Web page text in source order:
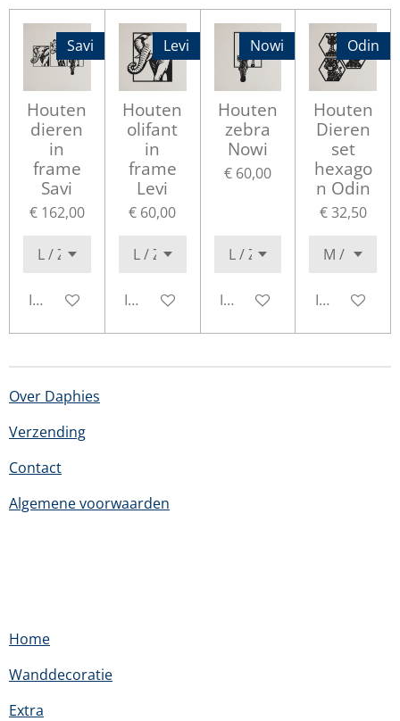
Savi
Houten
dieren
in
frame
Savi
€ 162,00
In winkelwagen
Levi
Houten
olifant
in
frame
Levi
€ 60,00
In winkelwagen
Nowi
Houten
zebra
Nowi
€ 60,00
In winkelwagen
Odin
Houten
Dieren
set
hexago
n Odin
€ 32,50
In
Over Daphies
Verzending
Contact
Algemene voorwaarden
Home
Wanddecoratie
Extra